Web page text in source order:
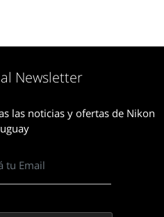
Newsletter
las noticias y ofertas de Nikon